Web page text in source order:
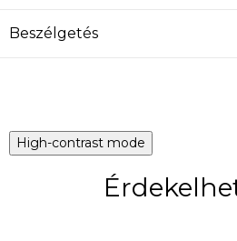
Beszélgetés
High-contrast mode